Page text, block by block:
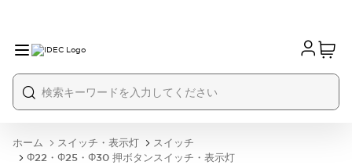
ホーム スイッチ・表示灯
スイッチ
Φ22・Φ25・Φ30 押ボタンスイッチ・表示灯